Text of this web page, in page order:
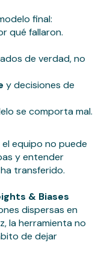
final:
qué fallaron.
de verdad, no
y decisiones de
se comporta mal.
el equipo no puede
y entender
transferido.
& Biases
dispersas en
la herramienta no
de dejar